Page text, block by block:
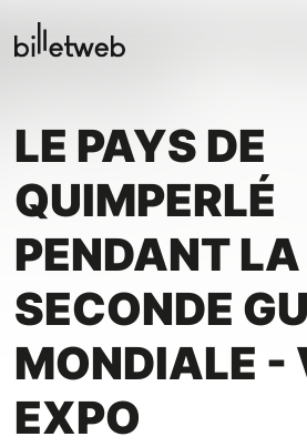
LE PAYS DE
QUIMPERLÉ
PENDANT LA
SECONDE
MONDIALE -
EXPO